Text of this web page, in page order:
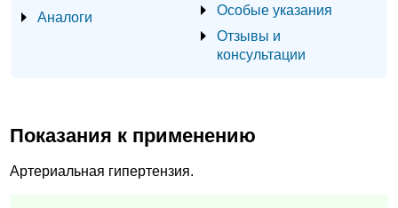
Аналоги
Особые указания
Отзывы и
консультации
Показания к применению
Артериальная гипертензия.